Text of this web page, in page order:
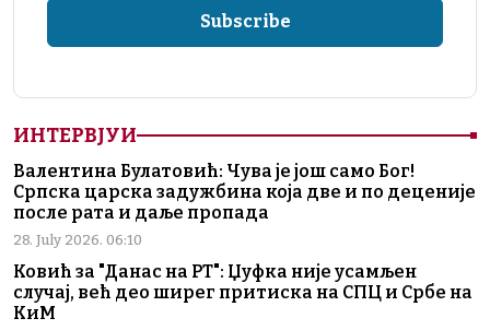
ИНТЕРВЈУИ
Валентина Булатовић: Чува је још само Бог!
Српска царска задужбина која две и по деценије
после рата и даље пропада
28. July 2026. 06:10
Ковић за "Данас на РТ": Џуфка није усамљен
случај, већ део ширег притиска на СПЦ и Србе на
КиМ